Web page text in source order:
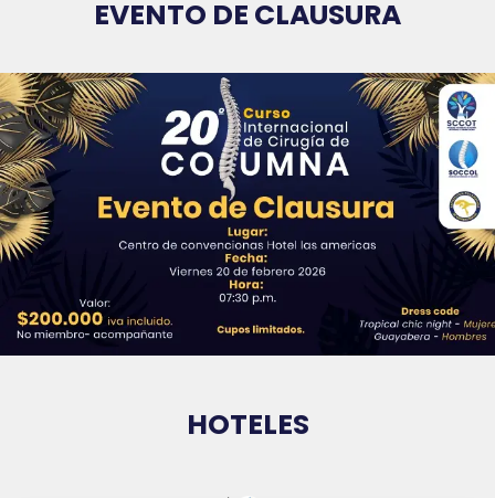
EVENTO DE CLAUSURA
HOTELES